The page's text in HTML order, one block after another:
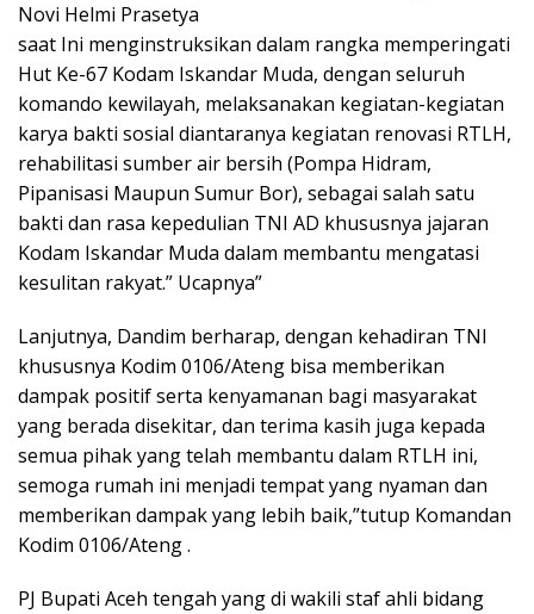
Novi Helmi Prasetya
saat Ini menginstruksikan dalam rangka memperingati
Hut Ke-67 Kodam Iskandar Muda, dengan seluruh
komando kewilayah, melaksanakan kegiatan-kegiatan
karya bakti sosial diantaranya kegiatan renovasi RTLH,
rehabilitasi sumber air bersih (Pompa Hidram,
Pipanisasi Maupun Sumur Bor), sebagai salah satu
bakti dan rasa kepedulian TNI AD khususnya jajaran
Kodam Iskandar Muda dalam membantu mengatasi
kesulitan rakyat.” Ucapnya”
Lanjutnya, Dandim berharap, dengan kehadiran TNI
khususnya Kodim 0106/Ateng bisa memberikan
dampak positif serta kenyamanan bagi masyarakat
yang berada disekitar, dan terima kasih juga kepada
semua pihak yang telah membantu dalam RTLH ini,
semoga rumah ini menjadi tempat yang nyaman dan
memberikan dampak yang lebih baik,”tutup Komandan
Kodim 0106/Ateng .
PJ Bupati Aceh tengah yang di wakili staf ahli bidang